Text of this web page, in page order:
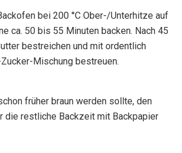
bei 200 °C Ober-/Unterhitze auf
ca. 50 bis 55 Minuten backen. Nach 45
bestreichen und mit ordentlich
Mischung bestreuen.
früher braun werden sollte, den
die restliche Backzeit mit Backpapier